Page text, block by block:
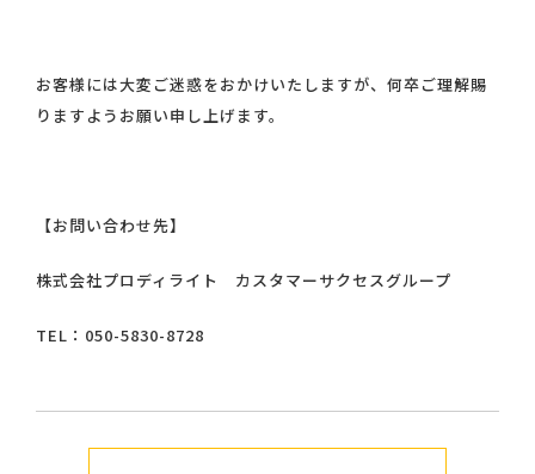
お客様には大変ご迷惑をおかけいたしますが、何卒ご理解賜
りますようお願い申し上げます。
【お問い合わせ先】
株式会社プロディライト カスタマーサクセスグループ
TEL：050-5830-8728